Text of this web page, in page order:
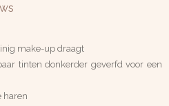
make-up draagt
tinten donkerder geverfd voor een
haren